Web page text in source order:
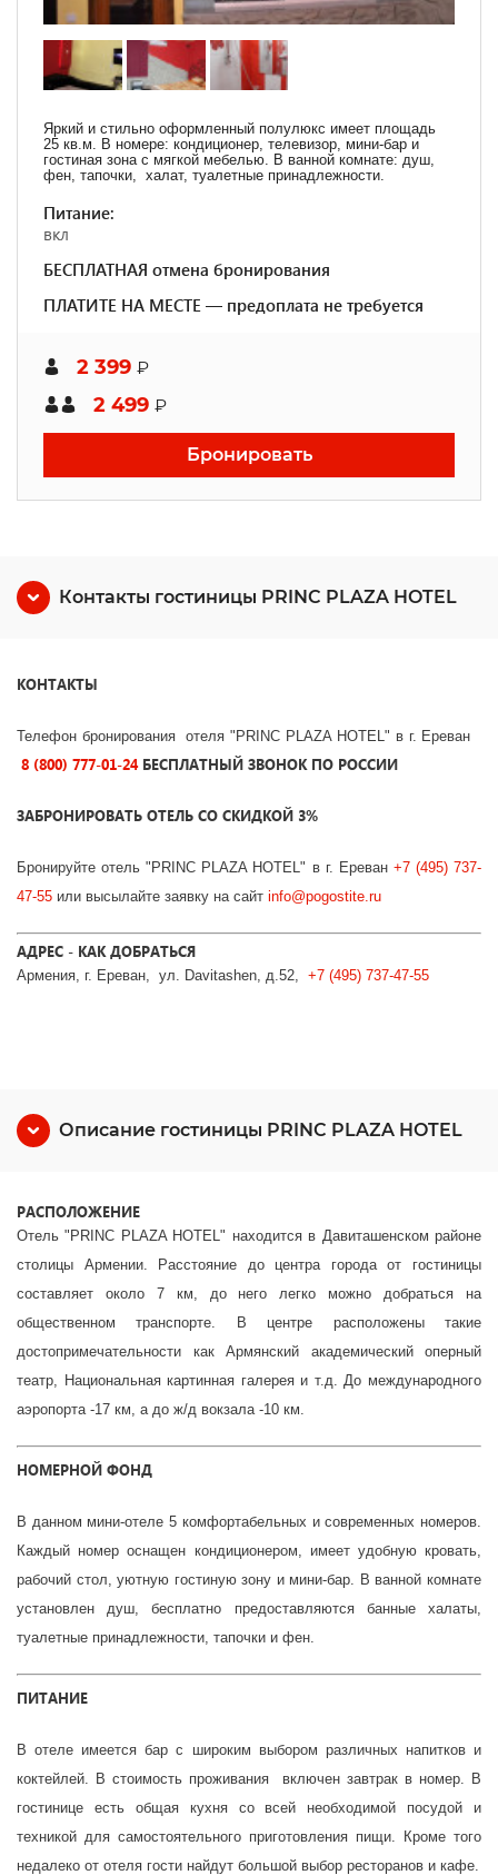
Яркий и стильно оформленный полулюкс имеет площадь
25 кв.м. В номере: кондиционер, телевизор, мини-бар и
гостиная зона с мягкой мебелью. В ванной комнате: душ,
фен, тапочки, халат, туалетные принадлежности.
Питание:
вкл
БЕСПЛАТНАЯ отмена бронирования
ПЛАТИТЕ НА МЕСТЕ — предоплата не требуется
2 399 ₽
2 499 ₽
Бронировать
Контакты гостиницы PRINC PLAZA HOTEL
КОНТАКТЫ
Телефон бронирования отеля "PRINC PLAZA HOTEL" в г. Ереван
8 (800) 777-01-24БЕСПЛАТНЫЙ ЗВОНОК ПО РОССИИ
ЗАБРОНИРОВАТЬ ОТЕЛЬ СО СКИДКОЙ 3%
Бронируйте отель "PRINC PLAZA HOTEL" в г. Ереван +7 (495) 737-
47-55 или высылайте заявку на сайт info@pogostite.ru
АДРЕС - КАК ДОБРАТЬСЯ
Армения, г. Ереван, ул. Davitashen, д.52, +7 (495) 737-47-55
Описание гостиницы PRINC PLAZA HOTEL
РАСПОЛОЖЕНИЕ
Отель "PRINC PLAZA HOTEL" находится в Давиташенском районе
столицы Армении. Расстояние до центра города от гостиницы
составляет около 7 км, до него легко можно добраться на
общественном транспорте. В центре расположены такие
достопримечательности как Армянский академический оперный
театр, Национальная картинная галерея и т.д. До международного
аэропорта -17 км, а до ж/д вокзала -10 км.
НОМЕРНОЙ ФОНД
В данном мини-отеле 5 комфортабельных и современных номеров.
Каждый номер оснащен кондиционером, имеет удобную кровать,
рабочий стол, уютную гостиную зону и мини-бар. В ванной комнате
установлен душ, бесплатно предоставляются банные халаты,
туалетные принадлежности, тапочки и фен.
ПИТАНИЕ
В отеле имеется бар с широким выбором различных напитков и
коктейлей. В стоимость проживания включен завтрак в номер. В
гостинице есть общая кухня со всей необходимой посудой и
техникой для самостоятельного приготовления пищи. Кроме того
недалеко от отеля гости найдут большой выбор ресторанов и кафе.